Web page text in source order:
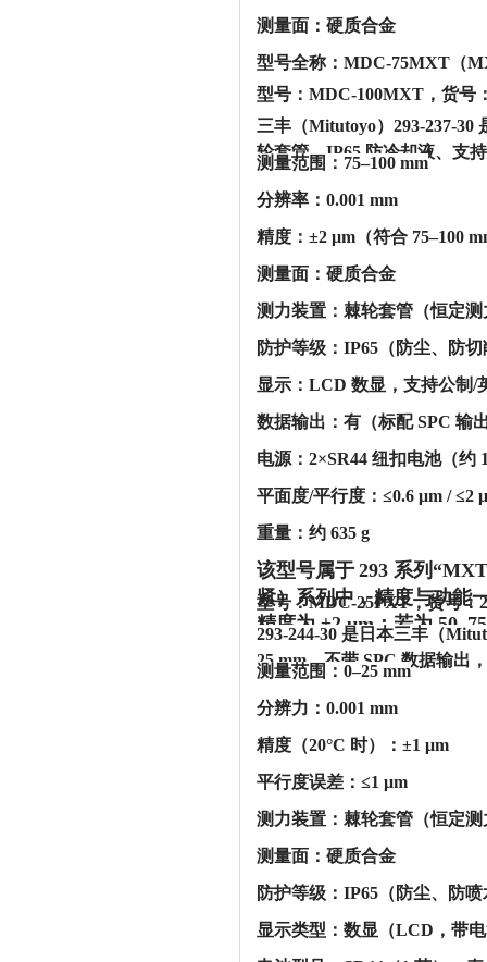
‌测量面‌：‌硬质合金‌
型号全称‌：‌MDC-75MXT‌（
型号：MDC-100MXT，货号
三丰（Mitutoyo）293-237-30
轮套管、IP65 防冷却液、支
‌测量范围‌：75–100 mm
‌分辨率‌：0.001 mm
精度‌：‌±2 μm‌（符合 75–100
‌测量面‌：硬质合金
测力装置‌：棘轮套管（恒定
防护等级‌：‌IP65‌（防尘、防
显示‌：LCD 数显，支持公制/
数据输出‌：‌有‌（标配 SPC 输
电源‌：2×SR44 纽扣电池（约
平面度/平行度‌：≤0.6 μm / ≤2
‌重量‌：约 635 g ‌‌
该型号属于 293 系列
紧）系列中，精度与功能
精度为 ±2 μm；若为
型号：MDC-25PXT，货号：
293-244-30 是日本三丰（
25 mm，不带 SPC 数据输出
‌测量范围‌：0–25 mm
‌分辨力‌：0.001 mm
‌精度（20°C 时）‌：±1 μm
‌平行度误差‌：≤1 μm
测力装置‌：棘轮套管（恒定测
‌测量面‌：硬质合金
防护等级‌：IP65（防尘、防喷
显示类型‌：数显（LCD，带